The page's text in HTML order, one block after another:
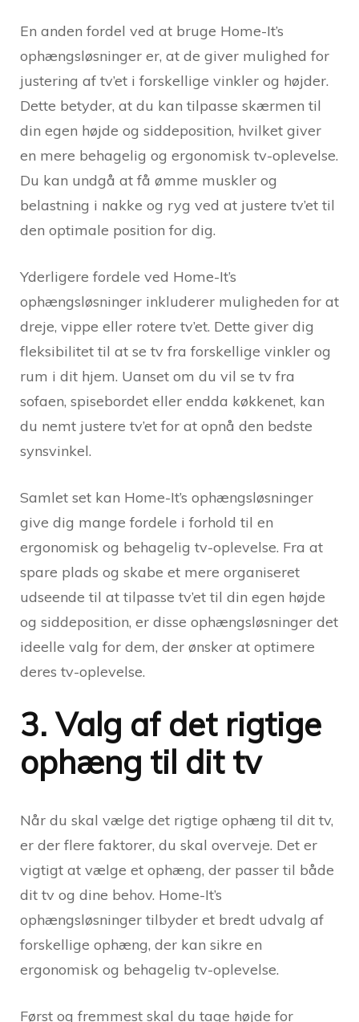
En anden fordel ved at bruge Home-It’s
ophængsløsninger er, at de giver mulighed for
justering af tv’et i forskellige vinkler og højder.
Dette betyder, at du kan tilpasse skærmen til
din egen højde og siddeposition, hvilket giver
en mere behagelig og ergonomisk tv-oplevelse.
Du kan undgå at få ømme muskler og
belastning i nakke og ryg ved at justere tv’et til
den optimale position for dig.
Yderligere fordele ved Home-It’s
ophængsløsninger inkluderer muligheden for at
dreje, vippe eller rotere tv’et. Dette giver dig
fleksibilitet til at se tv fra forskellige vinkler og
rum i dit hjem. Uanset om du vil se tv fra
sofaen, spisebordet eller endda køkkenet, kan
du nemt justere tv’et for at opnå den bedste
synsvinkel.
Samlet set kan Home-It’s ophængsløsninger
give dig mange fordele i forhold til en
ergonomisk og behagelig tv-oplevelse. Fra at
spare plads og skabe et mere organiseret
udseende til at tilpasse tv’et til din egen højde
og siddeposition, er disse ophængsløsninger det
ideelle valg for dem, der ønsker at optimere
deres tv-oplevelse.
3. Valg af det rigtige
ophæng til dit tv
Når du skal vælge det rigtige ophæng til dit tv,
er der flere faktorer, du skal overveje. Det er
vigtigt at vælge et ophæng, der passer til både
dit tv og dine behov. Home-It’s
ophængsløsninger tilbyder et bredt udvalg af
forskellige ophæng, der kan sikre en
ergonomisk og behagelig tv-oplevelse.
Først og fremmest skal du tage højde for